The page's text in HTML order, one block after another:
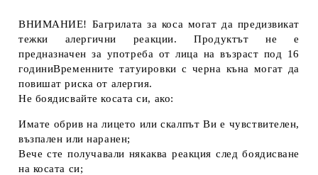
ВНИМАНИЕ! Багрилата за коса могат да предизвикат
тежки алергични реакции. Продуктът не е
предназначен за употреба от лица на възраст под 16
годиниВременните татуировки с черна къна могат да
повишат риска от алергия.
Не боядисвайте косата си, ако:
Имате обрив на лицето или скалпът Ви е чувствителен,
възпален или наранен;
Вече сте получавали някаква реакция след боядисване
на косата си;